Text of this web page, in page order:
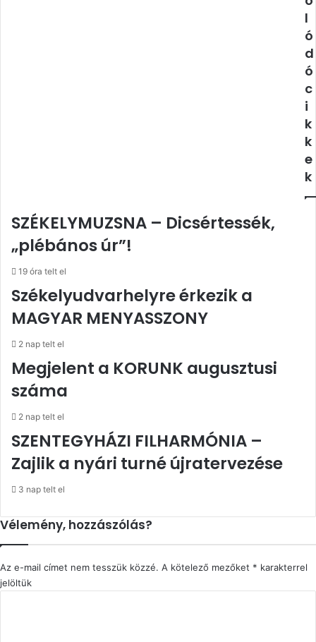
l
ó
d
ó
c
i
k
k
e
k
SZÉKELYMUZSNA – Dicsértessék,
„plébános úr”!
19 óra telt el
Székelyudvarhelyre érkezik a
MAGYAR MENYASSZONY
2 nap telt el
Megjelent a KORUNK augusztusi
száma
2 nap telt el
SZENTEGYHÁZI FILHARMÓNIA –
Zajlik a nyári turné újratervezése
3 nap telt el
Vélemény, hozzászólás?
Az e-mail címet nem tesszük közzé. A kötelező mezőket * karakterrel
jelöltük